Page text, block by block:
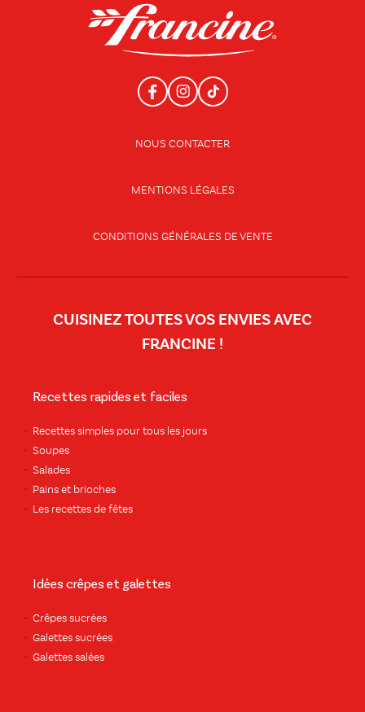
NOUS CONTACTER
MENTIONS LÉGALES
CONDITIONS GÉNÉRALES DE VENTE
CUISINEZ TOUTES VOS ENVIES AVEC
FRANCINE !
Recettes rapides et faciles
Recettes simples pour tous les jours
Soupes
Salades
Pains et brioches
Les recettes de fêtes
Idées crêpes et galettes
Crêpes sucrées
Galettes sucrées
Galettes salées